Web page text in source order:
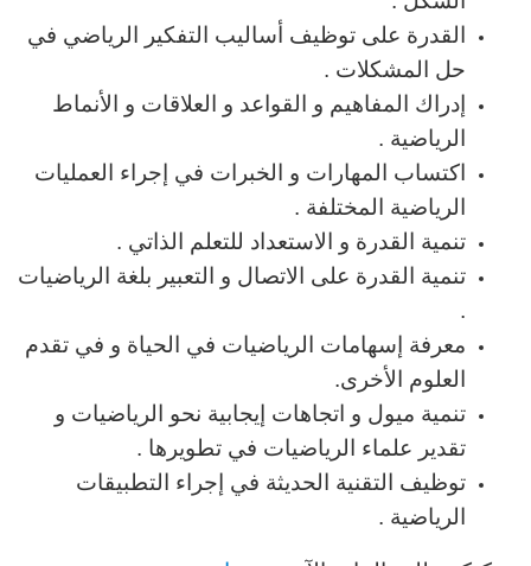
القدرة على توظيف أساليب التفكير الرياضي في
حل المشكلات .
إدراك المفاهيم و القواعد و العلاقات و الأنماط
الرياضية .
اكتساب المهارات و الخبرات في إجراء العمليات
الرياضية المختلفة .
تنمية القدرة و الاستعداد للتعلم الذاتي .
تنمية القدرة على الاتصال و التعبير بلغة الرياضيات
.
معرفة إسهامات الرياضيات في الحياة و في تقدم
العلوم الأخرى.
تنمية ميول و اتجاهات إيجابية نحو الرياضيات و
تقدير علماء الرياضيات في تطويرها .
توظيف التقنية الحديثة في إجراء التطبيقات
الرياضية .